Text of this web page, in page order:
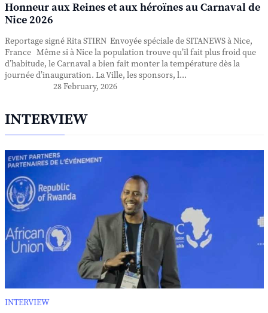
Honneur aux Reines et aux héroïnes au Carnaval de
Nice 2026
Reportage signé Rita STIRN Envoyée spéciale de SITANEWS à Nice,
France Même si à Nice la population trouve qu’il fait plus froid que
d’habitude, le Carnaval a bien fait monter la température dès la
journée d’inauguration. La Ville, les sponsors, l...
28 February, 2026
INTERVIEW
INTERVIEW